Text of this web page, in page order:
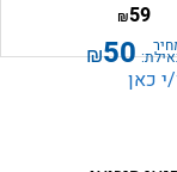
59
₪
50
₪
כאן